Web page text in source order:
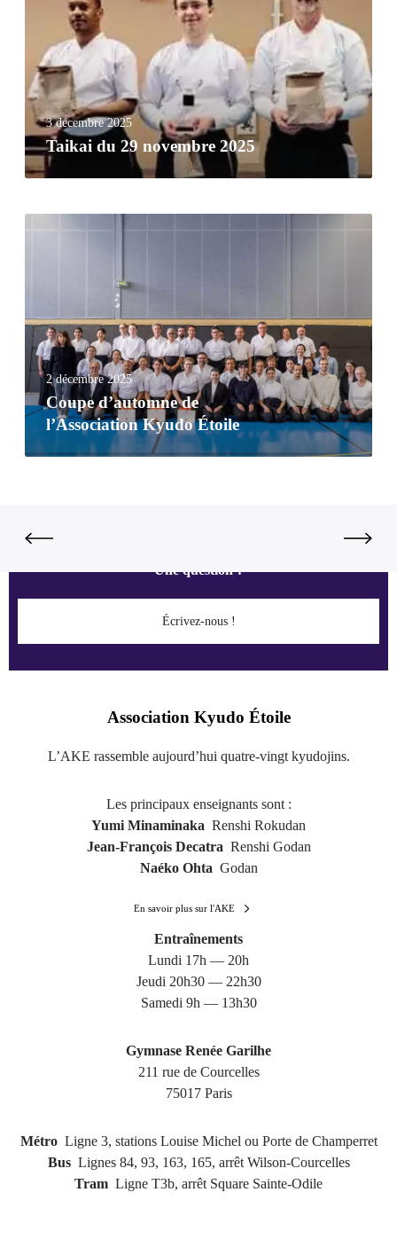
3 décembre 2025
Taikai du 29 novembre 2025
2 décembre 2025
Coupe d’automne de
l’Association Kyudo Étoile
Une question ?
Écrivez-nous !
Association Kyudo Étoile
L’AKE rassemble aujourd’hui quatre-vingt kyudojins.
Les principaux enseignants sont :
Yumi Minaminaka Renshi Rokudan
Jean-François Decatra Renshi Godan
Naéko Ohta Godan
En savoir plus sur l'AKE
Entraînements
Lundi 17h — 20h
Jeudi 20h30 — 22h30
Samedi 9h — 13h30
Gymnase Renée Garilhe
211 rue de Courcelles
75017 Paris
MétroLigne 3, stations Louise Michel ou Porte de Champerret
BusLignes 84, 93, 163, 165, arrêt Wilson-Courcelles
Tram Ligne T3b, arrêt Square Sainte-Odile